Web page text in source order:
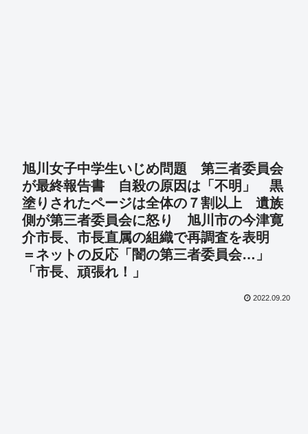
旭川女子中学生いじめ問題 第三者委員会
が最終報告書 自殺の原因は「不明」 黒
塗りされたページは全体の７割以上 遺族
側が第三者委員会に怒り 旭川市の今津寛
介市長、市長直属の組織で再調査を表明
＝ネットの反応「闇の第三者委員会…」
「市長、頑張れ！」
2022.09.20